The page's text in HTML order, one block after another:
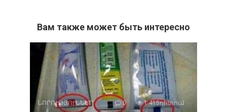
Вам также может быть интересно
ՆՈՐՈՒԹՅՈՒՆՆԵՐ 0 1 415դիտում